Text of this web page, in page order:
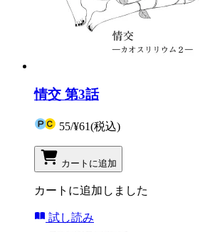
情交 第3話
55/¥61(税込)
カートに追加
カートに追加しました
試し読み